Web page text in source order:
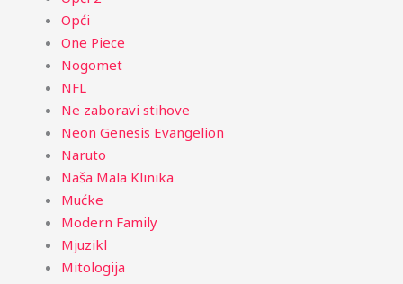
Opći
One Piece
Nogomet
NFL
Ne zaboravi stihove
Neon Genesis Evangelion
Naruto
Naša Mala Klinika
Mućke
Modern Family
Mjuzikl
Mitologija